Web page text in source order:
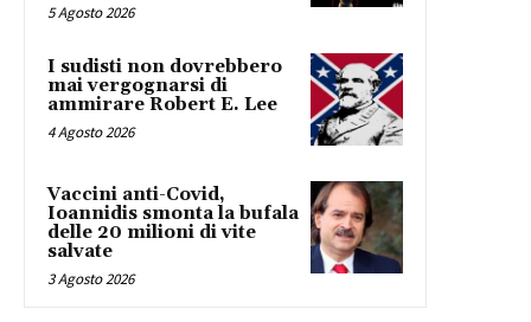
5 Agosto 2026
I sudisti non dovrebbero
mai vergognarsi di
ammirare Robert E. Lee
4 Agosto 2026
Vaccini anti-Covid,
Ioannidis smonta la bufala
delle 20 milioni di vite
salvate
3 Agosto 2026